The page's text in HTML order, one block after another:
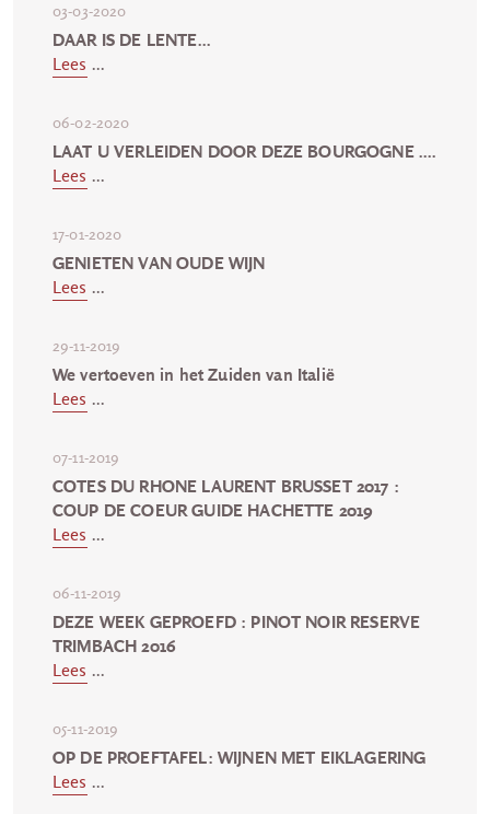
03-03-2020
DAAR IS DE LENTE...
Lees ...
06-02-2020
LAAT U VERLEIDEN DOOR DEZE BOURGOGNE ....
Lees ...
17-01-2020
GENIETEN VAN OUDE WIJN
Lees ...
29-11-2019
We vertoeven in het Zuiden van Italië
Lees ...
07-11-2019
COTES DU RHONE LAURENT BRUSSET 2017 :
COUP DE COEUR GUIDE HACHETTE 2019
Lees ...
06-11-2019
DEZE WEEK GEPROEFD : PINOT NOIR RESERVE
TRIMBACH 2016
Lees ...
05-11-2019
OP DE PROEFTAFEL: WIJNEN MET EIKLAGERING
Lees ...